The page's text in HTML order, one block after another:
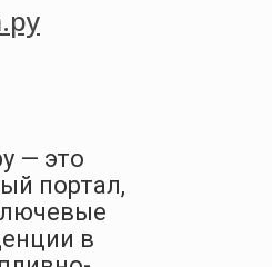
— это
портал,
в